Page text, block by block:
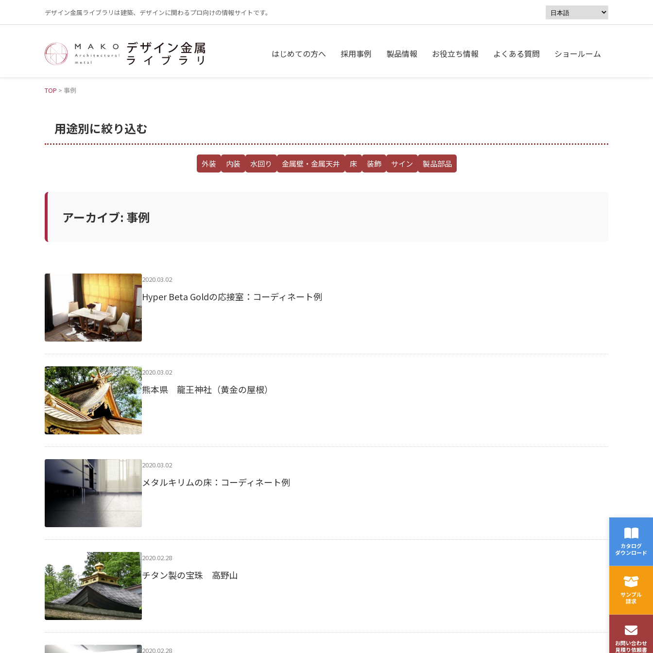
デザイン金属ライブラリは建築、デザインに関わるプロ向けの情報サイトです。
はじめての方へ 採用事例 製品情報 お役立ち情報 よくある質問 ショールーム
TOP > 事例
用途別に絞り込む
外装 内装 水回り 金属壁・金属天井 床 装飾 サイン 製品部品
アーカイブ: 事例
2020.03.02
Hyper Beta Goldの応接室：コーディネート例
2020.03.02
熊本県 龍王神社（黄金の屋根）
2020.03.02
メタルキリムの床：コーディネート例
2020.02.28
チタン製の宝珠 高野山
2020.02.28
カタログ
ダウンロード
サンプル
請求
お問い合わせ
見積り依頼書